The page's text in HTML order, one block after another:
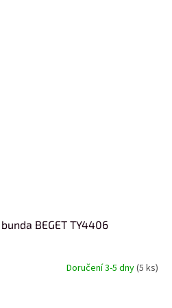
BEGET TY4406
Doručení 3-5 dny(5 ks)